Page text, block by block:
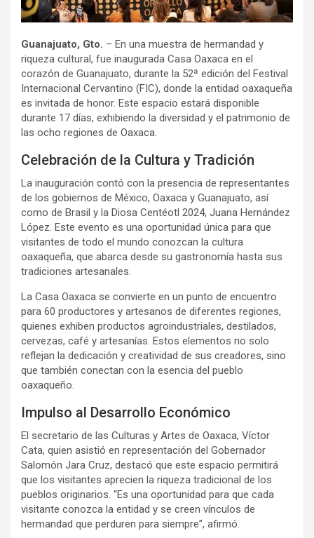
Guanajuato, Gto. – En una muestra de hermandad y
riqueza cultural, fue inaugurada Casa Oaxaca en el
corazón de Guanajuato, durante la 52ª edición del Festival
Internacional Cervantino (FIC), donde la entidad oaxaqueña
es invitada de honor. Este espacio estará disponible
durante 17 días, exhibiendo la diversidad y el patrimonio de
las ocho regiones de Oaxaca.
Celebración de la Cultura y Tradición
La inauguración contó con la presencia de representantes
de los gobiernos de México, Oaxaca y Guanajuato, así
como de Brasil y la Diosa Centéotl 2024, Juana Hernández
López. Este evento es una oportunidad única para que
visitantes de todo el mundo conozcan la cultura
oaxaqueña, que abarca desde su gastronomía hasta sus
tradiciones artesanales.
La Casa Oaxaca se convierte en un punto de encuentro
para 60 productores y artesanos de diferentes regiones,
quienes exhiben productos agroindustriales, destilados,
cervezas, café y artesanías. Estos elementos no solo
reflejan la dedicación y creatividad de sus creadores, sino
que también conectan con la esencia del pueblo
oaxaqueño.
Impulso al Desarrollo Económico
El secretario de las Culturas y Artes de Oaxaca, Víctor
Cata, quien asistió en representación del Gobernador
Salomón Jara Cruz, destacó que este espacio permitirá
que los visitantes aprecien la riqueza tradicional de los
pueblos originarios. “Es una oportunidad para que cada
visitante conozca la entidad y se creen vínculos de
hermandad que perduren para siempre”, afirmó.